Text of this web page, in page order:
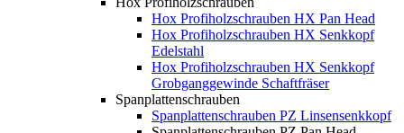
Hox Profiholzschrauben HX Pan Head
Hox Profiholzschrauben HX Senkkopf
Edelstahl
Hox Profiholzschrauben HX Senkkopf
Grobganggewinde Schaftfräser
Spanplattenschrauben
Spanplattenschrauben PZ Linsensenkkopf